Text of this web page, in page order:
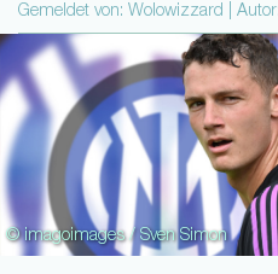
Gemeldet von: Wolowizzard |
© imagoimages / Sven Simon